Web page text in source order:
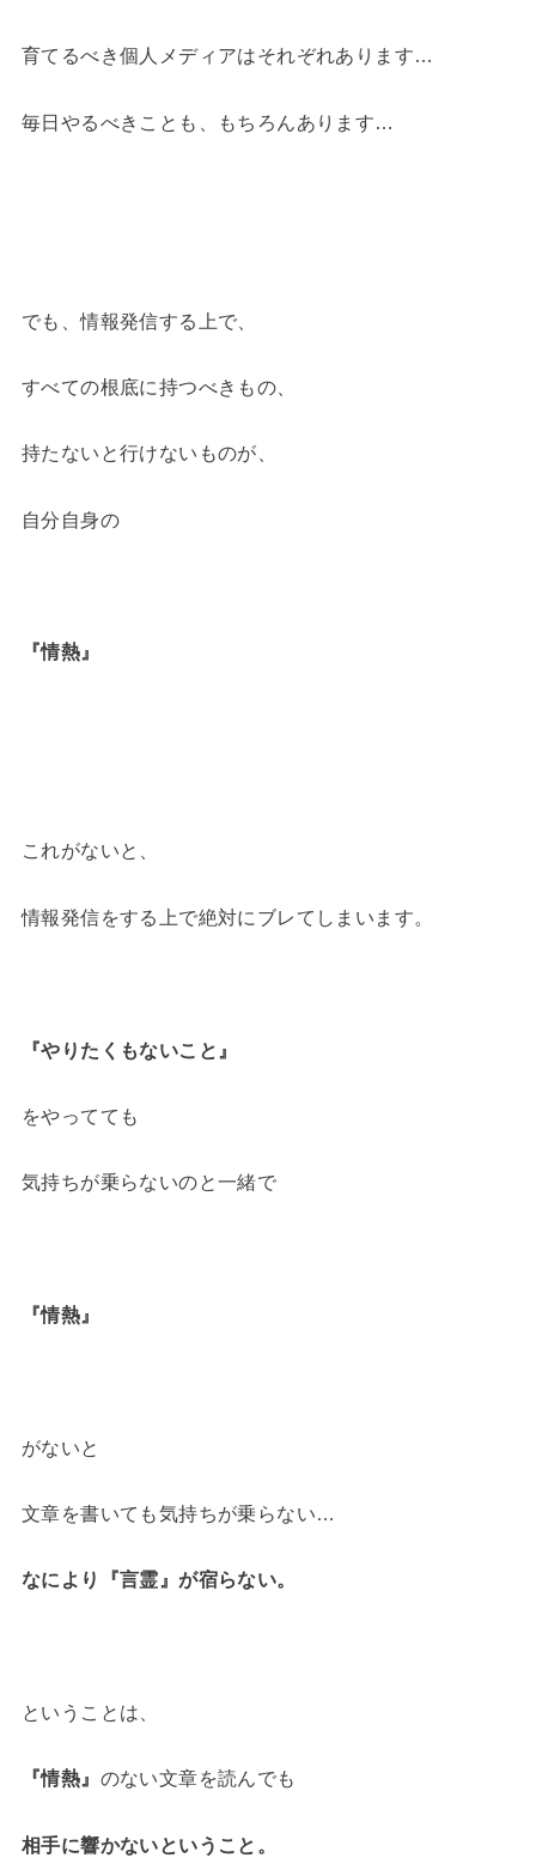
育てるべき個人メディアはそれぞれあります…
毎日やるべきことも、もちろんあります…
でも、情報発信する上で、
すべての根底に持つべきもの、
持たないと行けないものが、
自分自身の
『情熱』
これがないと、
情報発信をする上で絶対にブレてしまいます。
『やりたくもないこと』
をやってても
気持ちが乗らないのと一緒で
『情熱』
がないと
文章を書いても気持ちが乗らない…
なにより『言霊』が宿らない。
ということは、
『情熱』 のない文章を読んでも
相手に響かないということ。